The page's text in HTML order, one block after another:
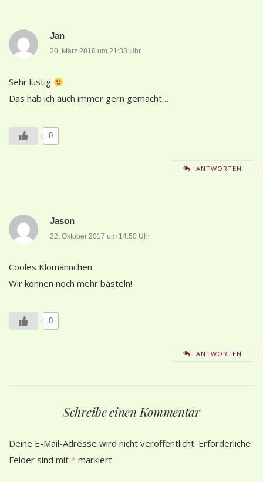
Jan
20. März 2018 um 21:33 Uhr
Sehr lustig
Das hab ich auch immer gern gemacht…
0
ANTWORTEN
Jason
22. Oktober 2017 um 14:50 Uhr
Cooles Klomännchen.
Wir können noch mehr basteln!
0
ANTWORTEN
Schreibe einen Kommentar
Deine E-Mail-Adresse wird nicht veröffentlicht. Erforderliche
Felder sind mit * markiert